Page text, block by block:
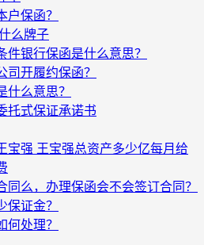
户保函？
么牌子
件银行保函是什么意思？
司开履约保函？
什么意思？
托式保证承诺书
宝强 王宝强总资产多少亿每月给
同么，办理保函会不会签订合同？
保证金？
何处理？